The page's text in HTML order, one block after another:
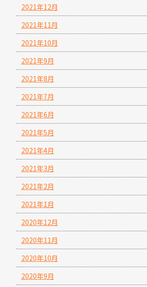
2021年12月
2021年11月
2021年10月
2021年9月
2021年8月
2021年7月
2021年6月
2021年5月
2021年4月
2021年3月
2021年2月
2021年1月
2020年12月
2020年11月
2020年10月
2020年9月